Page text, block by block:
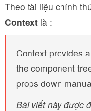
Theo tài liệu chính
Context là :
Context provides
the component
props down
Bài viết này được